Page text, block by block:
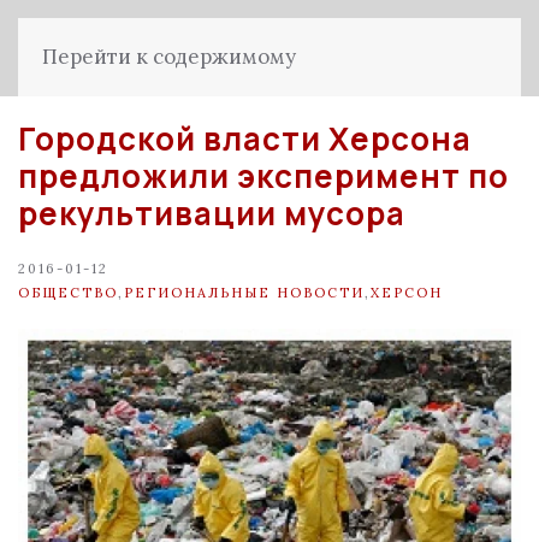
Перейти к содержимому
Городской власти Херсона
предложили эксперимент по
рекультивации мусора
2016-01-12
ОБЩЕСТВО РЕГИОНАЛЬНЫЕ НОВОСТИ ХЕРСОН